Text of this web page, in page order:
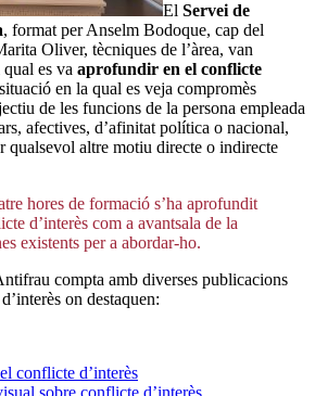
El Servei de
, format per Anselm Bodoque, cap del
Oliver, tècniques de l’àrea, van
es va aprofundir en el conflicte
en la qual es veja compromès
de les funcions de la persona empleada
afectives, d’afinitat política o nacional,
qualsevol altre motiu directe o indirecte
hores de formació s’ha aprofundit
d’interès com a avantsala de la
existents per a abordar-ho.
compta amb diverses publicacions
on destaquen:
conflicte d’interès